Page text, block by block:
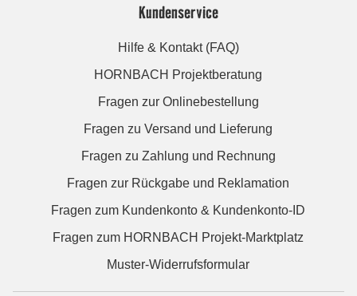
Kundenservice
Hilfe & Kontakt (FAQ)
HORNBACH Projektberatung
Fragen zur Onlinebestellung
Fragen zu Versand und Lieferung
Fragen zu Zahlung und Rechnung
Fragen zur Rückgabe und Reklamation
Fragen zum Kundenkonto & Kundenkonto-ID
Fragen zum HORNBACH Projekt-Marktplatz
Muster-Widerrufsformular